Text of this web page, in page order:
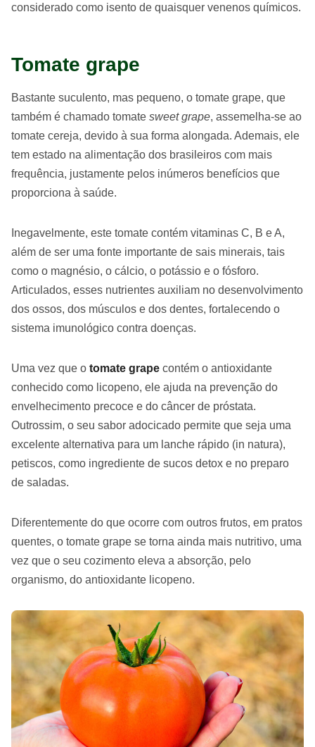
considerado como isento de quaisquer venenos químicos.
Tomate grape
Bastante suculento, mas pequeno, o tomate grape, que
também é chamado tomate sweet grape, assemelha-se ao
tomate cereja, devido à sua forma alongada. Ademais, ele
tem estado na alimentação dos brasileiros com mais
frequência, justamente pelos inúmeros benefícios que
proporciona à saúde.
Inegavelmente, este tomate contém vitaminas C, B e A,
além de ser uma fonte importante de sais minerais, tais
como o magnésio, o cálcio, o potássio e o fósforo.
Articulados, esses nutrientes auxiliam no desenvolvimento
dos ossos, dos músculos e dos dentes, fortalecendo o
sistema imunológico contra doenças.
Uma vez que o tomate grape contém o antioxidante
conhecido como licopeno, ele ajuda na prevenção do
envelhecimento precoce e do câncer de próstata.
Outrossim, o seu sabor adocicado permite que seja uma
excelente alternativa para um lanche rápido (in natura),
petiscos, como ingrediente de sucos detox e no preparo
de saladas.
Diferentemente do que ocorre com outros frutos, em pratos
quentes, o tomate grape se torna ainda mais nutritivo, uma
vez que o seu cozimento eleva a absorção, pelo
organismo, do antioxidante licopeno.